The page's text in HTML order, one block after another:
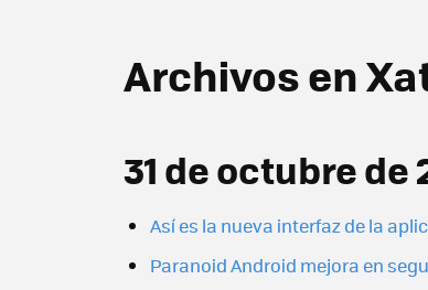
Archivos en
31 de octubre de
Así es la nueva interfaz de la
Paranoid Android mejora en